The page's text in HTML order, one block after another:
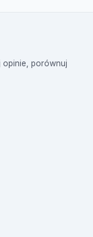
opinie, porównuj